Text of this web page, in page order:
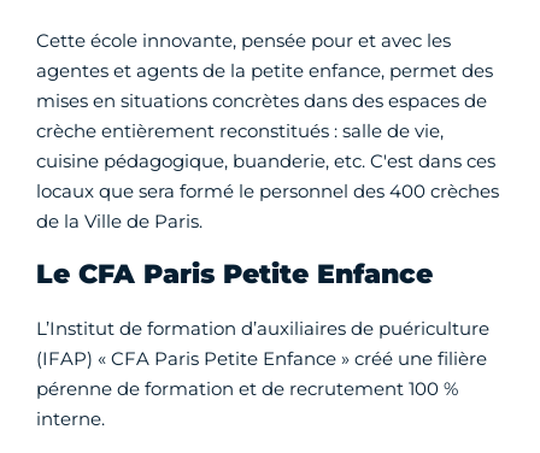
Cette école innovante, pensée pour et avec les
agentes et agents de la petite enfance, permet des
mises en situations concrètes dans des espaces de
crèche entièrement reconstitués : salle de vie,
cuisine pédagogique, buanderie, etc. C'est dans ces
locaux que sera formé le personnel des 400 crèches
de la Ville de Paris.
Le CFA Paris Petite Enfance
L’Institut de formation d’auxiliaires de puériculture
(IFAP) « CFA Paris Petite Enfance » créé une filière
pérenne de formation et de recrutement 100 %
interne.